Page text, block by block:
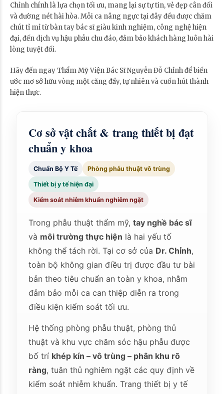
Chỉnh chính là lựa chọn tối ưu, mang lại sự tự tin, vẻ đẹp cân đối
và đường nét hài hòa. Mỗi ca nâng ngực tại đây đều được chăm
chút tỉ mỉ từ bàn tay bác sĩ giàu kinh nghiệm, công nghệ hiện
đại, đến dịch vụ hậu phẫu chu đáo, đảm bảo khách hàng luôn hài
lòng tuyệt đối.
Hãy đến ngay Thẩm Mỹ Viện Bác Sĩ Nguyễn Đỗ Chỉnh để biến
ước mơ sở hữu vòng một căng đầy, tự nhiên và cuốn hút thành
hiện thực.
Cơ sở vật chất & trang thiết bị đạt
chuẩn y khoa
Chuẩn Bộ Y Tế Phòng phẫu thuật vô trùng
Thiết bị y tế hiện đại
Kiểm soát nhiễm khuẩn nghiêm ngặt
Trong phẫu thuật thẩm mỹ,tay nghề bác sĩ
và môi trường thực hiện là hai yếu tố
không thể tách rời. Tại cơ sở của Dr. Chỉnh,
toàn bộ không gian điều trị được đầu tư bài
bản theo tiêu chuẩn an toàn y khoa, nhằm
đảm bảo mỗi ca can thiệp diễn ra trong
điều kiện kiểm soát tối ưu.
Hệ thống phòng phẫu thuật, phòng thủ
thuật và khu vực chăm sóc hậu phẫu được
bố trí khép kín – vô trùng – phân khu rõ
ràng, tuân thủ nghiêm ngặt các quy định về
kiểm soát nhiễm khuẩn. Trang thiết bị y tế